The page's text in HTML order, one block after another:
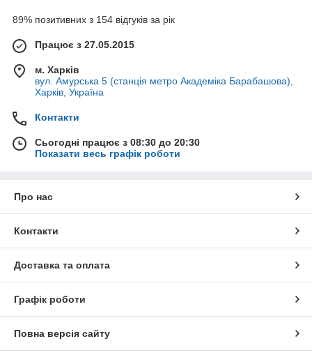
89% позитивних з 154 відгуків за рік
Працює з 27.05.2015
м. Харків
вул. Амурська 5 (станція метро Академіка Барабашова),
Харків, Україна
Контакти
Сьогодні працює з 08:30 до 20:30
Показати весь графік роботи
Про нас
Контакти
Доставка та оплата
Графік роботи
Повна версія сайту